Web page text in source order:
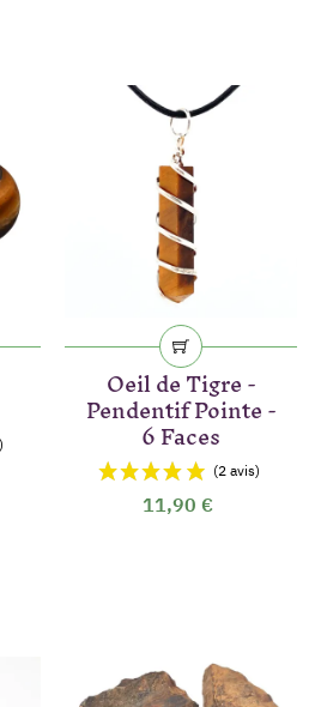
(6 avis)
Oeil de Tigre -
Pendentif Pointe -
6 Faces
11,90 €